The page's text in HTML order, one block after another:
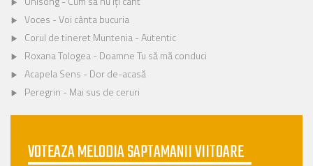
Voces - Voi cânta bucuria
Corul de tineret Muntenia - Autentic
Roxana Tologea - Doamne Tu să mă conduci
Acapela Sens - Dor de-acasă
Peregrin - Mai sus de ceruri
VOTEAZA MELODIA SAPTAMANII VIITOARE